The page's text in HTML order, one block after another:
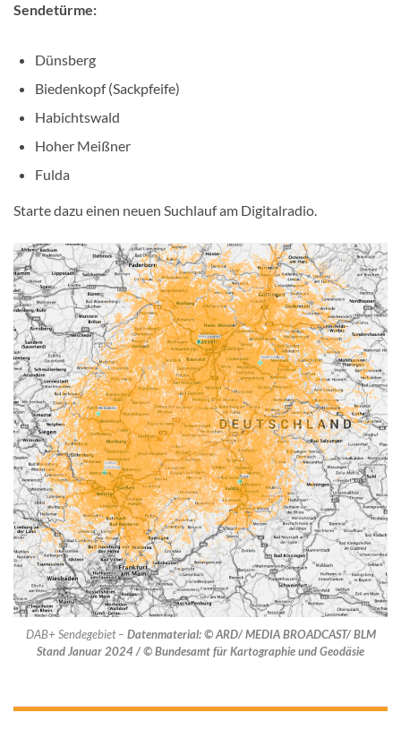
Sendetürme:
Dünsberg
Biedenkopf (Sackpfeife)
Habichtswald
Hoher Meißner
Fulda
Starte dazu einen neuen Suchlauf am Digitalradio.
DAB+ Sendegebiet – Datenmaterial: © ARD/ MEDIA BROADCAST/ BLM
Stand Januar 2024 / © Bundesamt für Kartographie und Geodäsie